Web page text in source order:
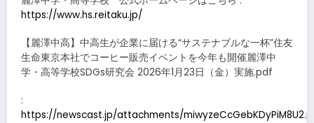
https://www.hs.reitaku.jp/
【麗澤中高】中高生が企業に届ける“サステナブルな一杯”住友
生命東京本社でコーヒー販売イベントを今年も開催麗澤中
学・高等学校SDGs研究会 2026年1月23日（金）実施.pdf
:
https://newscast.jp/attachments/